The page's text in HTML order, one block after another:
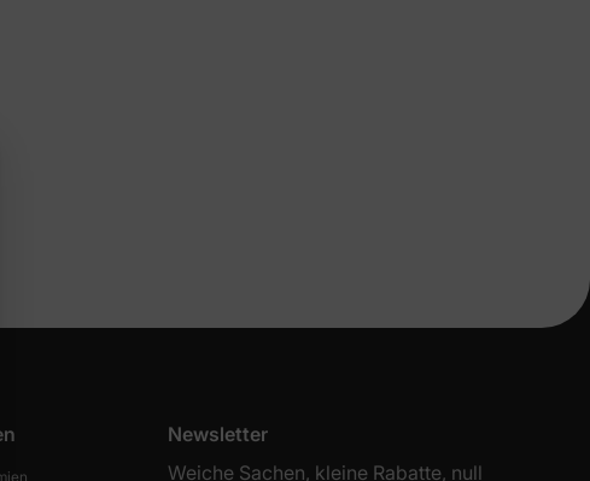
Newsletter
Weiche Sachen, kleine Rabatte, null
&